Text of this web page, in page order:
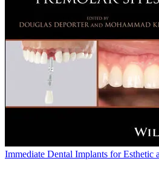
Immediate Dental Implants for Esthetic